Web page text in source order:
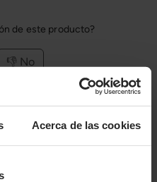
Acerca de las cookies
de este producto?
👎 No